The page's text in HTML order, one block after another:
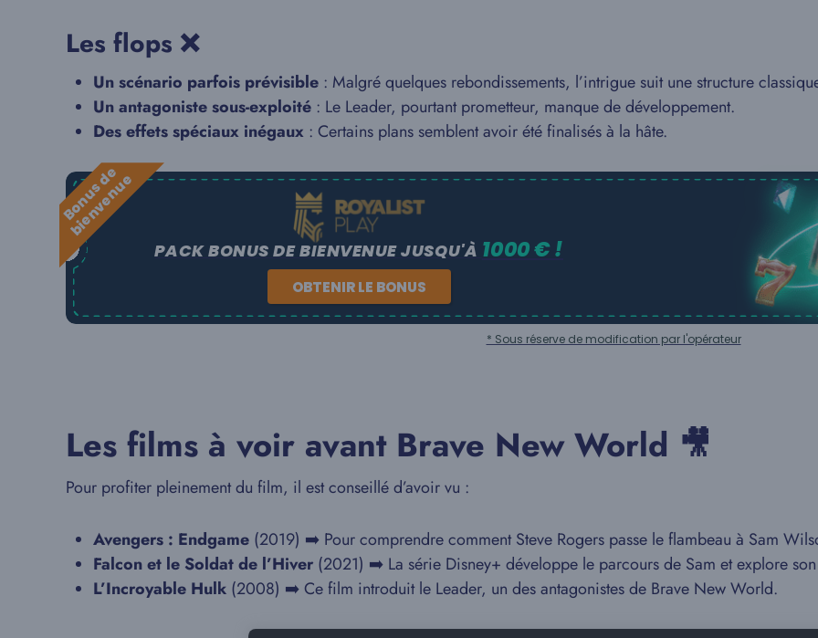
Les flops ❌
Un scénario parfois prévisible : Malgré quelques rebondissements, l’intrigue suit une structure
Un antagoniste sous-exploité : Le Leader, pourtant prometteur, manque de développement.
Des effets spéciaux inégaux : Certains plans semblent avoir été finalisés à la hâte.
B
o
n
u
s
d
e
b
i
e
n
v
e
n
u
e
PACK BONUS DE BIENVENUE JUSQU'À 1000 € !
OBTENIR LE BONUS
* Sous réserve de modification par l'opérateur
Les films à voir avant Brave New World 🎥
Pour profiter pleinement du film, il est conseillé d’avoir vu :
Avengers : Endgame (2019) ➡️ Pour comprendre comment Steve Rogers passe le flambeau à Sam
Falcon et le Soldat de l’Hiver (2021) ➡️ La série Disney+ développe le parcours de Sam et explore
L’Incroyable Hulk (2008) ➡️ Ce film introduit le Leader, un des antagonistes de Brave New World.